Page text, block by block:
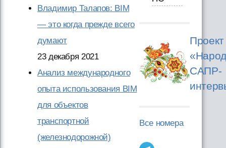
Владимир Талапов: BIM
— это когда прежде всего
думают
23 декабря 2021
Анализ международного
опыта использования BIM
для объектов
транспортной
(железнодорожной)
Проект
САПР-
Все номера